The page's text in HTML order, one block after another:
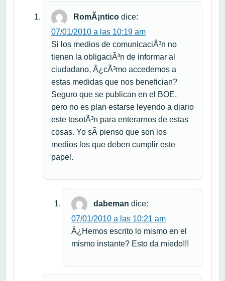
RomÃ¡ntico dice:
07/01/2010 a las 10:19 am
Si los medios de comunicaciÃ³n no
tienen la obligaciÃ³n de informar al
ciudadano, Â¿cÃ³mo accedemos a
estas medidas que nos benefician?
Seguro que se publican en el BOE,
pero no es plan estarse leyendo a diario
este tosotÃ³n para enterarnos de estas
cosas. Yo sÃ­ pienso que son los
medios los que deben cumplir este
papel.
dabeman dice:
07/01/2010 a las 10:21 am
Â¿Hemos escrito lo mismo en el
mismo instante? Esto da miedo!!!